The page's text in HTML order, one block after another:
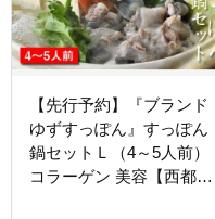
【先行予約】『ブランド
ゆずすっぽん』すっぽん
鍋セットＬ（4～5人前）
コラーゲン 美容【西都す